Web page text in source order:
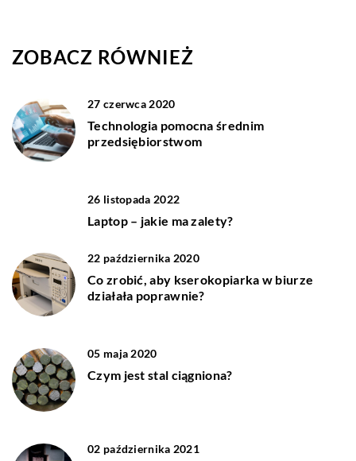
ZOBACZ RÓWNIEŻ
27 czerwca 2020
Technologia pomocna średnim
przedsiębiorstwom
26 listopada 2022
Laptop – jakie ma zalety?
22 października 2020
Co zrobić, aby kserokopiarka w biurze
działała poprawnie?
05 maja 2020
Czym jest stal ciągniona?
02 października 2021